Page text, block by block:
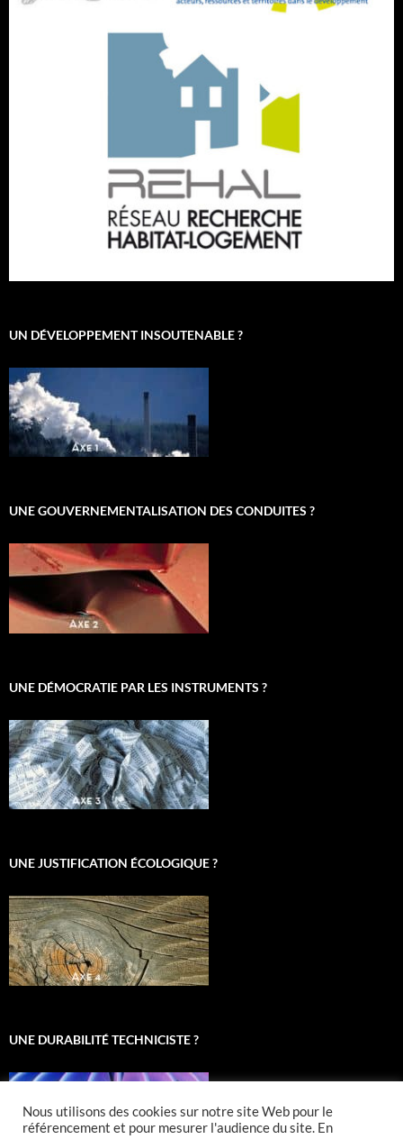
UN DÉVELOPPEMENT INSOUTENABLE ?
UNE GOUVERNEMENTALISATION DES CONDUITES ?
UNE DÉMOCRATIE PAR LES INSTRUMENTS ?
UNE JUSTIFICATION ÉCOLOGIQUE ?
UNE DURABILITÉ TECHNICISTE ?
Nous utilisons des cookies sur notre site Web pour le
référencement et pour mesurer l'audience du site. En